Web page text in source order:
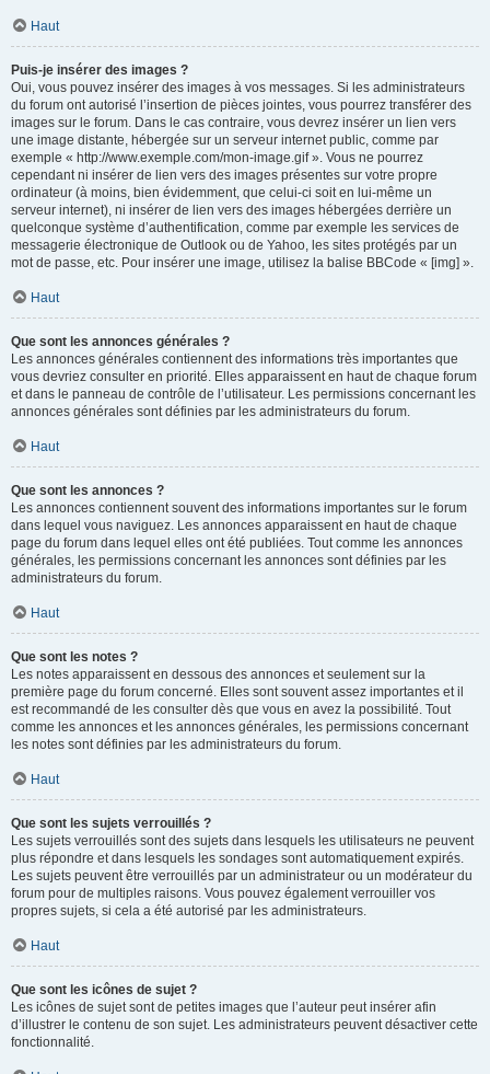
Haut
Puis-je insérer des images ?
Oui, vous pouvez insérer des images à vos messages. Si les administrateurs
du forum ont autorisé l’insertion de pièces jointes, vous pourrez transférer des
images sur le forum. Dans le cas contraire, vous devrez insérer un lien vers
une image distante, hébergée sur un serveur internet public, comme par
exemple « http://www.exemple.com/mon-image.gif ». Vous ne pourrez
cependant ni insérer de lien vers des images présentes sur votre propre
ordinateur (à moins, bien évidemment, que celui-ci soit en lui-même un
serveur internet), ni insérer de lien vers des images hébergées derrière un
quelconque système d’authentification, comme par exemple les services de
messagerie électronique de Outlook ou de Yahoo, les sites protégés par un
mot de passe, etc. Pour insérer une image, utilisez la balise BBCode « [img] ».
Haut
Que sont les annonces générales ?
Les annonces générales contiennent des informations très importantes que
vous devriez consulter en priorité. Elles apparaissent en haut de chaque forum
et dans le panneau de contrôle de l’utilisateur. Les permissions concernant les
annonces générales sont définies par les administrateurs du forum.
Haut
Que sont les annonces ?
Les annonces contiennent souvent des informations importantes sur le forum
dans lequel vous naviguez. Les annonces apparaissent en haut de chaque
page du forum dans lequel elles ont été publiées. Tout comme les annonces
générales, les permissions concernant les annonces sont définies par les
administrateurs du forum.
Haut
Que sont les notes ?
Les notes apparaissent en dessous des annonces et seulement sur la
première page du forum concerné. Elles sont souvent assez importantes et il
est recommandé de les consulter dès que vous en avez la possibilité. Tout
comme les annonces et les annonces générales, les permissions concernant
les notes sont définies par les administrateurs du forum.
Haut
Que sont les sujets verrouillés ?
Les sujets verrouillés sont des sujets dans lesquels les utilisateurs ne peuvent
plus répondre et dans lesquels les sondages sont automatiquement expirés.
Les sujets peuvent être verrouillés par un administrateur ou un modérateur du
forum pour de multiples raisons. Vous pouvez également verrouiller vos
propres sujets, si cela a été autorisé par les administrateurs.
Haut
Que sont les icônes de sujet ?
Les icônes de sujet sont de petites images que l’auteur peut insérer afin
d’illustrer le contenu de son sujet. Les administrateurs peuvent désactiver cette
fonctionnalité.